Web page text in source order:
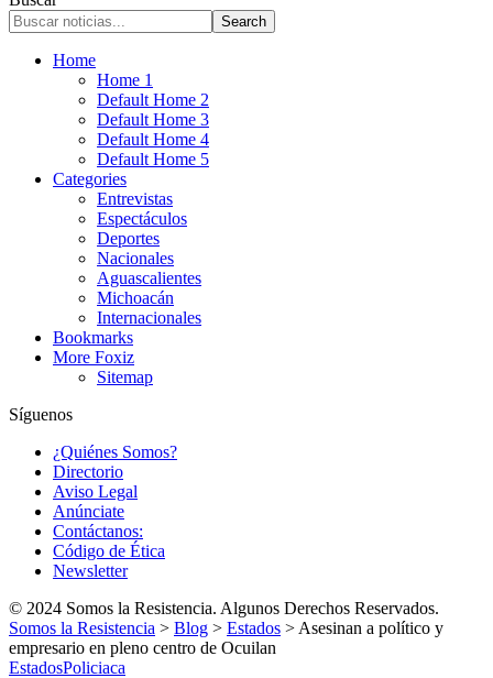
Home
Home 1
Default Home 2
Default Home 3
Default Home 4
Default Home 5
Categories
Entrevistas
Espectáculos
Deportes
Nacionales
Aguascalientes
Michoacán
Internacionales
Bookmarks
More Foxiz
Sitemap
Síguenos
¿Quiénes Somos?
Directorio
Aviso Legal
Anúnciate
Contáctanos:
Código de Ética
Newsletter
© 2024 Somos la Resistencia. Algunos Derechos Reservados.
Somos la Resistencia > Blog > Estados > Asesinan a político y
empresario en pleno centro de Ocuilan
EstadosPoliciaca